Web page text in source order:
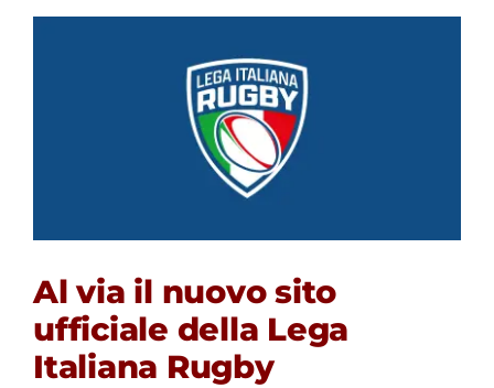
Al via il nuovo sito
ufficiale della Lega
Italiana Rugby